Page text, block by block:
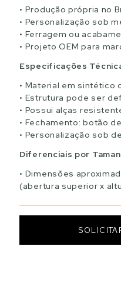
Produção própria no
Personalização sob
Ferragem ou
Projeto OEM para
Especificações
Material em sintético
Estrutura pode ser
Possui alças
Fechamento: botão
Personalização sob
Diferenciais por
Dimensões
(abertura superior x